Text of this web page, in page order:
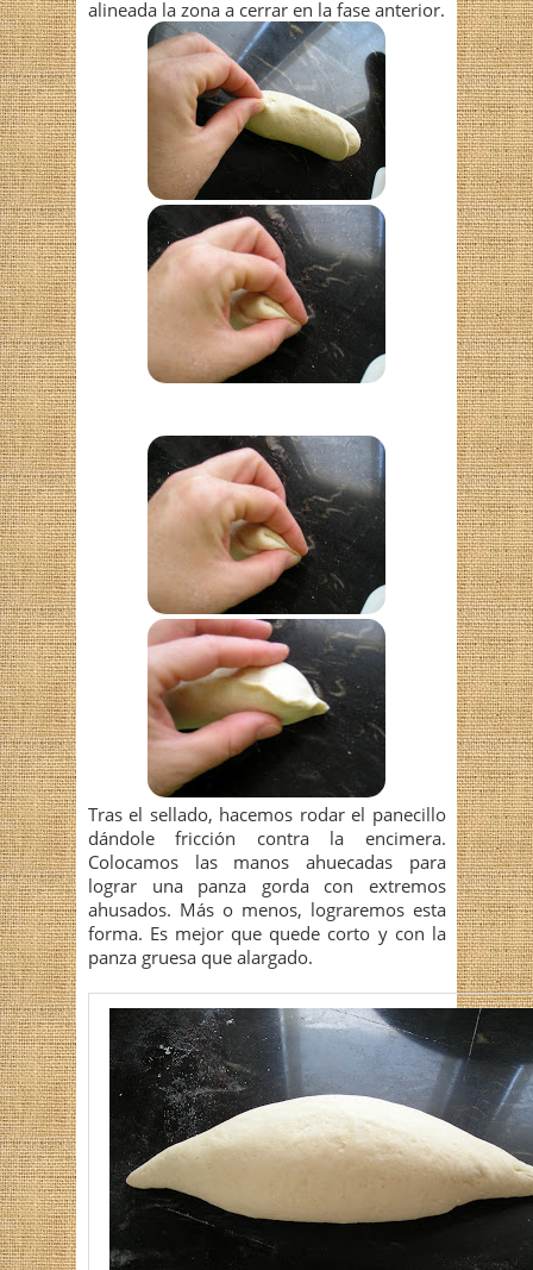
alineada la zona a cerrar en la fase anterior.
Tras el sellado, hacemos rodar el panecillo
dándole fricción contra la encimera.
Colocamos las manos ahuecadas para
lograr una panza gorda con extremos
ahusados. Más o menos, lograremos esta
forma. Es mejor que quede corto y con la
panza gruesa que alargado.